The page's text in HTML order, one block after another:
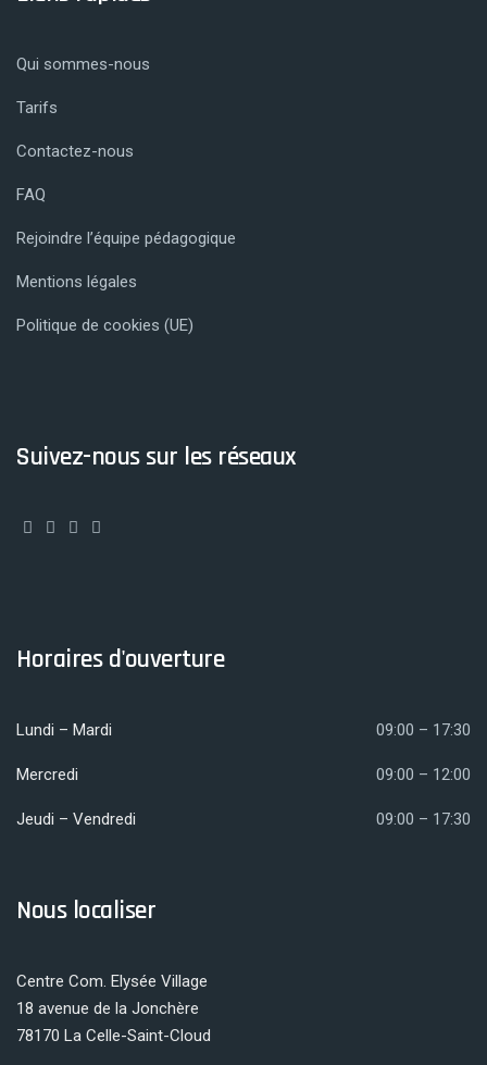
Qui sommes-nous
Tarifs
Contactez-nous
FAQ
Rejoindre l’équipe pédagogique
Mentions légales
Politique de cookies (UE)
Suivez-nous sur les réseaux
Horaires d'ouverture
Lundi – Mardi 09:00 – 17:30
Mercredi 09:00 – 12:00
Jeudi – Vendredi 09:00 – 17:30
Nous localiser
Centre Com. Elysée Village
18 avenue de la Jonchère
78170 La Celle-Saint-Cloud